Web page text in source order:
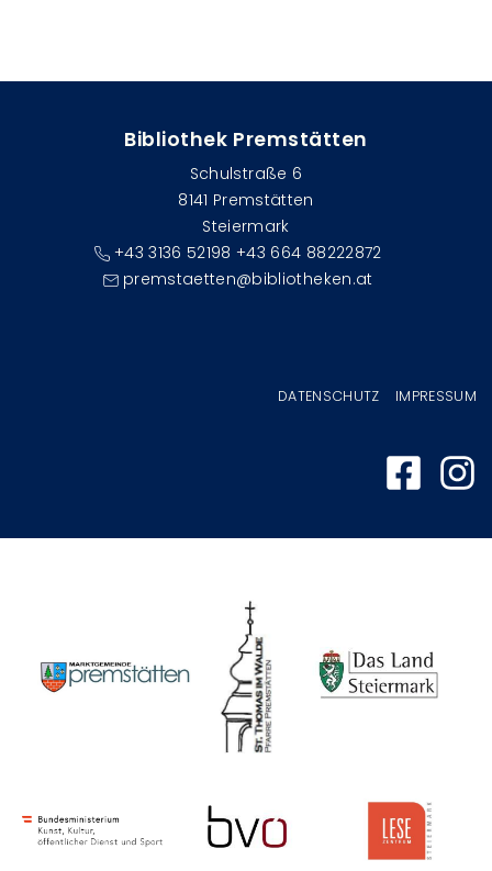
Bibliothek Premstätten
Schulstraße 6
8141 Premstätten
Steiermark
+43 3136 52198 +43 664 88222872
premstaetten@bibliotheken.at
DATENSCHUTZ IMPRESSUM
Image
Image